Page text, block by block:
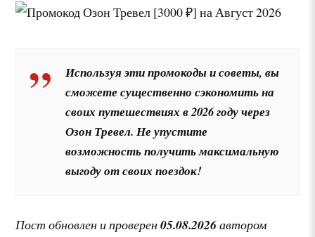
Используя эти промокоды и советы, вы
сможете существенно сэкономить на
своих путешествиях в 2026 году через
Озон Тревел. Не упустите
возможность получить максимальную
выгоду от своих поездок!
Пост обновлен и проверен05.08.2026автором